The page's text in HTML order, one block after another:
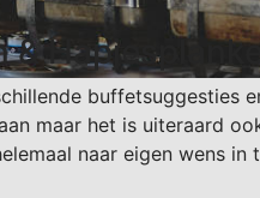
&
buffetsuggesties
maar het is uiteraard
naar eigen wens in